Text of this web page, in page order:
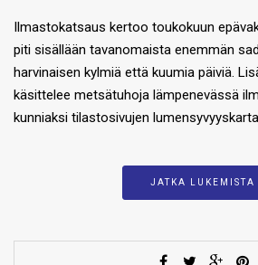
Ilmastokatsaus kertoo toukokuun
piti sisällään tavanomaista enemmän
harvinaisen kylmiä että kuumia päiviä.
käsittelee metsätuhoja lämpenevässä
kunniaksi tilastosivujen
JATKA LUKEMISTA